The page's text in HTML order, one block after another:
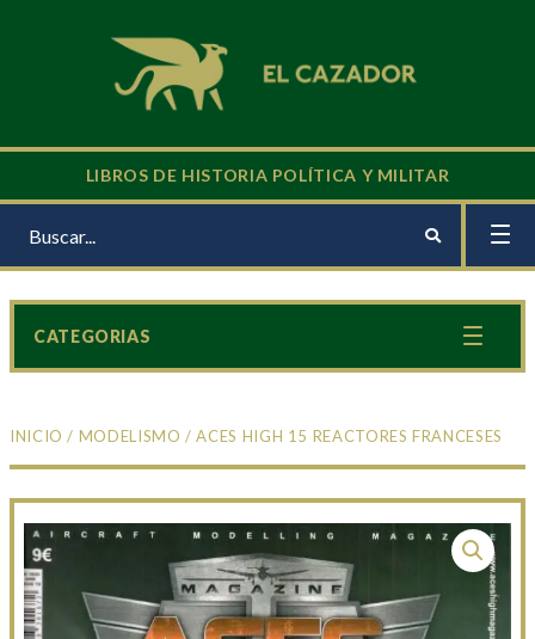
LIBROS DE HISTORIA POLÍTICA Y MILITAR
INICIO / MODELISMO / ACES HIGH 15 REACTORES FRANCESES
CATEGORIAS